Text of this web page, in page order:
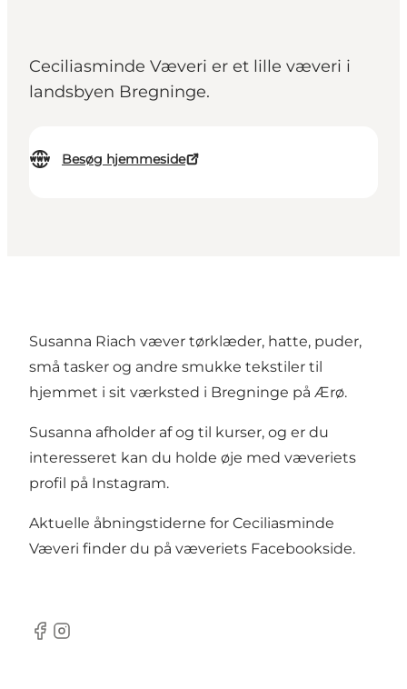
Ceciliasminde Væveri er et lille væveri i
landsbyen Bregninge.
Besøg hjemmeside
Susanna Riach væver tørklæder, hatte, puder,
små tasker og andre smukke tekstiler til
hjemmet i sit værksted i Bregninge på Ærø.
Susanna afholder af og til kurser, og er du
interesseret kan du holde øje med væveriets
profil på Instagram.
Aktuelle åbningstiderne for Ceciliasminde
Væveri finder du på væveriets Facebookside.
Facebook
Instagram